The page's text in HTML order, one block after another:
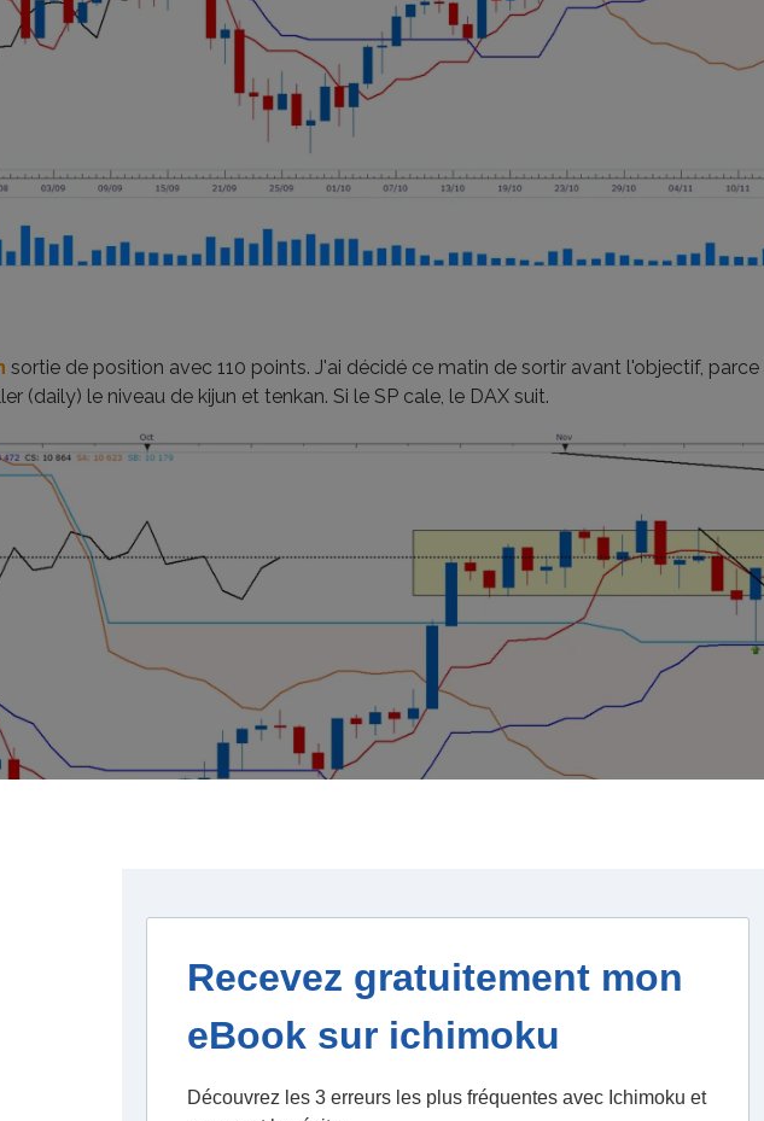
sortie de position avec 110 points. J'ai décidé ce matin de sortir avant l'objectif,
(daily) le niveau de kijun et tenkan. Si le SP cale, le DAX suit.
EURUSD:
ichimoku en vidéo :